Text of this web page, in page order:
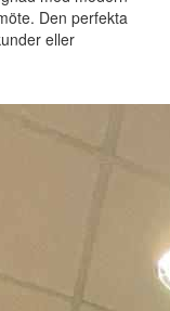
Den perfekta
eller